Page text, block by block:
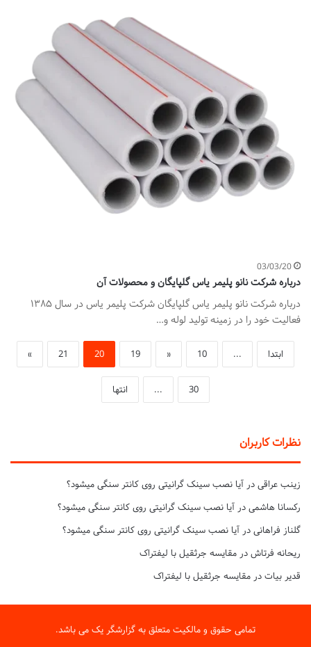
03/03/20
درباره شرکت نانو پلیمر یاس گلپایگان و محصولات آن
درباره شرکت نانو پلیمر یاس گلپایگان شرکت پلیمر یاس در سال ۱۳۸۵
فعالیت خود را در زمینه تولید لوله و…
ابتدا ...
10
«
19
20
21
»
30
... انتها
نظرات کاربران
زینب عراقی در آیا نصب سینک گرانیتی روی کانتر سنگی میشود؟
رکسانا هاشمی در آیا نصب سینک گرانیتی روی کانتر سنگی میشود؟
گلناز فراهانی در آیا نصب سینک گرانیتی روی کانتر سنگی میشود؟
ریحانه فرتاش در مقایسه جرثقیل با لیفتراک
قدیر بیات در مقایسه جرثقیل با لیفتراک
تمامی حقوق و مالکیت متعلق به گزارشگر یک می باشد.